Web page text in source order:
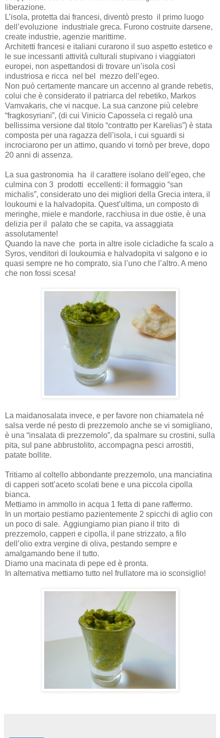
liberazione.
L’isola, protetta dai francesi, diventò presto il primo luogo
dell’evoluzione industriale greca. Furono costruite darsene,
create industrie, agenzie marittime.
Architetti francesi e italiani curarono il suo aspetto estetico e
le sue incessanti attività culturali stupivano i viaggiatori
europei, non aspettandosi di trovare un’isola così
industriosa e ricca nel bel
mezzo dell’egeo.
Non può certamente mancare un accenno al grande rebetis,
colui che è considerato il patriarca del rebetiko, Markos
Vamvakaris, che vi nacque. La sua canzone più celebre
“fragkosyriani”, (di cui Vinicio Capossela ci regalò una
bellissima versione dal titolo “contratto per Karelias”) è stata
composta per una ragazza dell’isola, i cui sguardi si
incrociarono per un attimo, quando vi tornò per breve, dopo
20 anni di assenza.
La sua gastronomia ha il carattere isolano dell’egeo, che
culmina con 3 prodotti eccellenti: il formaggio “san
michalis”, considerato uno dei migliori della Grecia intera, il
loukoumi e la halvadopita. Quest’ultima, un composto di
meringhe, miele e mandorle, racchiusa in due ostie, è una
delizia per il
palato che se capita, va assaggiata
assolutamente!
Quando la nave che porta in altre isole cicladiche fa scalo a
Syros, venditori di loukoumia e halvadopita vi salgono e io
quasi sempre ne ho comprato, sia l’uno che l’altro. A meno
che non fossi scesa!
La maidanosalata invece, e per favore non chiamatela né
salsa verde né pesto di prezzemolo anche se vi somigliano,
è una “insalata di prezzemolo”, da spalmare su crostini, sulla
pita, sul pane abbrustolito, accompagna pesci arrostiti,
patate bollite.
Tritiamo al coltello abbondante prezzemolo, una manciatina
di capperi sott’aceto scolati bene e una piccola cipolla
bianca.
Mettiamo in ammollo in acqua 1 fetta di pane raffermo.
In un mortaio pestiamo pazientemente 2 spicchi di aglio con
un poco di sale. Aggiungiamo pian piano il trito di
prezzemolo, capperi e cipolla, il pane strizzato, a filo
dell’olio extra vergine di oliva, pestando sempre e
amalgamando bene il tutto.
Diamo una macinata di pepe ed è pronta.
In alternativa mettiamo tutto nel frullatore ma io sconsiglio!